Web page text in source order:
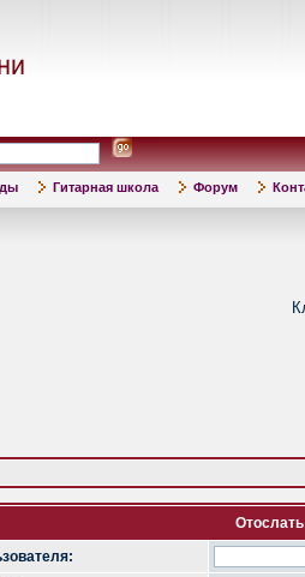
Гитарная школа Форум